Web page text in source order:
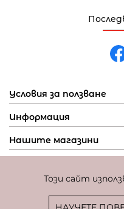
Този сайт
Условия за ползване
Информация
Нашите магазини
Фиксиран курс за